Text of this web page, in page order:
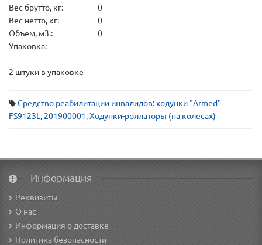
Вес брутто, кг:
0
Вес нетто, кг:
0
Объем, м3.:
0
Упаковка:
2 штуки в упаковке
Средство реабилитации инвалидов: ходунки "Armed"
FS9123L , 201900001,Ходунки-роллаторы (на колесах)
Информация
Реквизиты
О нас
Информация о доставке
Политика безопасности